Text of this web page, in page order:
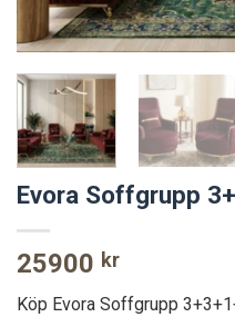
Evora Soffgrupp
25900 kr
Köp Evora Soffgrupp